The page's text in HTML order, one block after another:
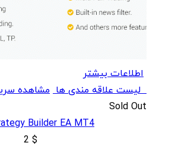
اطلاعات بیشتر
لیست علاقه مندی ها مشاهده
Sold Out
Builder EA MT4
$